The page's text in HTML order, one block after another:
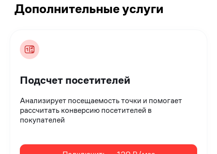
Дополнительные услуги
Подсчет посетителей
Анализирует посещаемость точки и помогает
рассчитать конверсию посетителей в
покупателей